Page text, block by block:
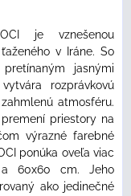
je vznešenou
v Iráne. So
jasnými
rozprávkovú
atmosféru.
priestory na
výrazné farebné
ponúka oveľa viac
60x60 cm. Jeho
ako jedinečné